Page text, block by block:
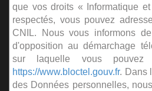
que vos droits « Informatique
respectés, vous pouvez
CNIL. Nous vous informons
d'opposition au démarchage
sur laquelle vous
https://www.bloctel.gouv.fr. Dans
des Données personnelles,